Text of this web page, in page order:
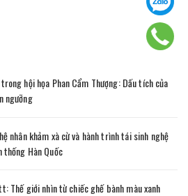
hội họa Phan Cẩm Thượng: Dấu tích của
ngưỡng
nhân khảm xà cừ và hành trình tái sinh nghệ
Hàn Quốc
Thế giới nhìn từ chiếc ghế bành màu xanh